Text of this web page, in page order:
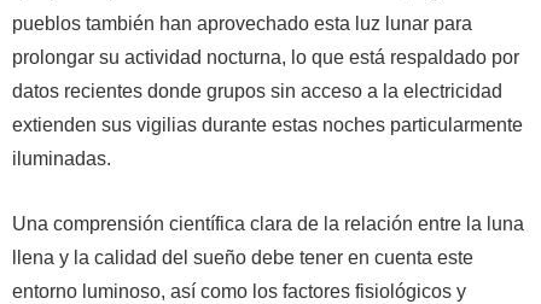
pueblos también han aprovechado esta luz lunar para
prolongar su actividad nocturna, lo que está respaldado por
datos recientes donde grupos sin acceso a la electricidad
extienden sus vigilias durante estas noches particularmente
iluminadas.
Una comprensión científica clara de la relación entre la luna
llena y la calidad del sueño debe tener en cuenta este
entorno luminoso, así como los factores fisiológicos y